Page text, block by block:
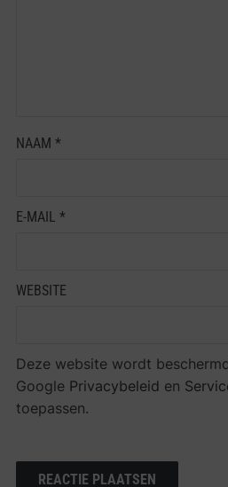
NAAM *
E-MAIL *
WEBSITE
Deze website wordt
Google Privacybeleid en
toepassen.